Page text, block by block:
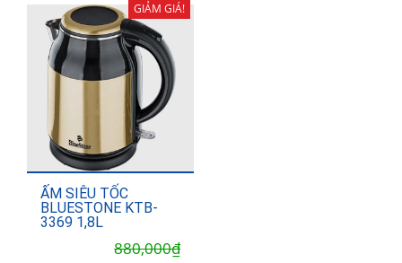
GIẢM GIÁ!
ẤM SIÊU TỐC
BLUESTONE KTB-
3369 1,8L
880,000₫